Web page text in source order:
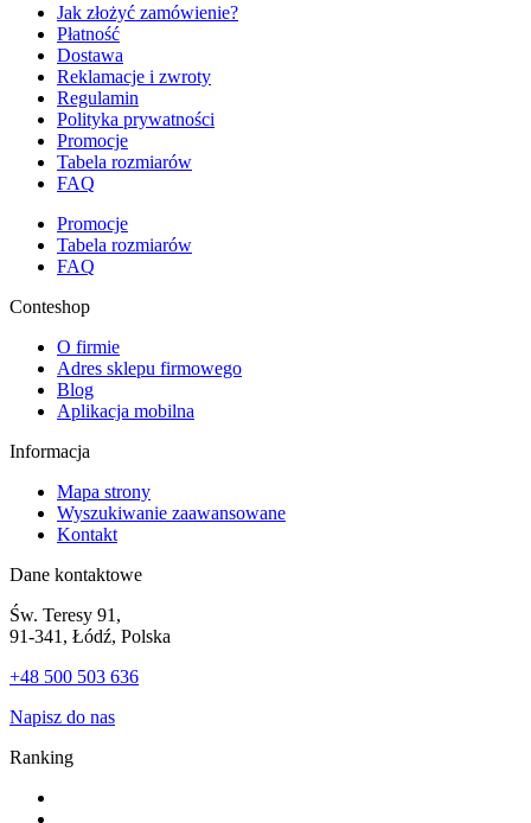
Jak złożyć zamówienie?
Płatność
Dostawa
Reklamacje i zwroty
Regulamin
Polityka prywatności
Promocje
Tabela rozmiarów
FAQ
Promocje
Tabela rozmiarów
FAQ
Conteshop
O firmie
Adres sklepu firmowego
Blog
Aplikacja mobilna
Informacja
Mapa strony
Wyszukiwanie zaawansowane
Kontakt
Dane kontaktowe
Św. Teresy 91,
91-341, Łódź, Polska
+48 500 503 636
Napisz do nas
Ranking